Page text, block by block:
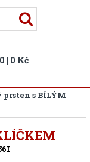
| 0 Kč
s BÍLÝM